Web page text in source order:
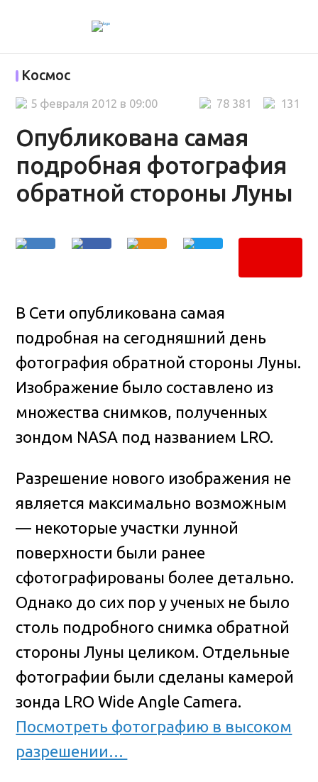
Космос
Опубликована самая
подробная фотография
обратной стороны Луны
131
78 381
5 февраля 2012 в 09:00
В Сети опубликована самая
подробная на сегодняшний день
фотография обратной стороны Луны.
Изображение было составлено из
множества снимков, полученных
зондом NASA под названием LRO.
Разрешение нового изображения не
является максимально возможным
— некоторые участки лунной
поверхности были ранее
сфотографированы более детально.
Однако до сих пор у ученых не было
столь подробного снимка обратной
стороны Луны целиком. Отдельные
фотографии были сделаны камерой
зонда LRO Wide Angle Camera.
Посмотреть фотографию в высоком
разрешении…